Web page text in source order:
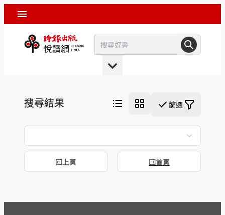
搜尋結果 篩選
回上頁 回首頁